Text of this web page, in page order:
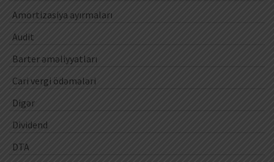
Amortizasiya ayırmaları
Audit
Barter əməliyyatları
Cari vergi ödəmələri
Digər
Dividend
DTA